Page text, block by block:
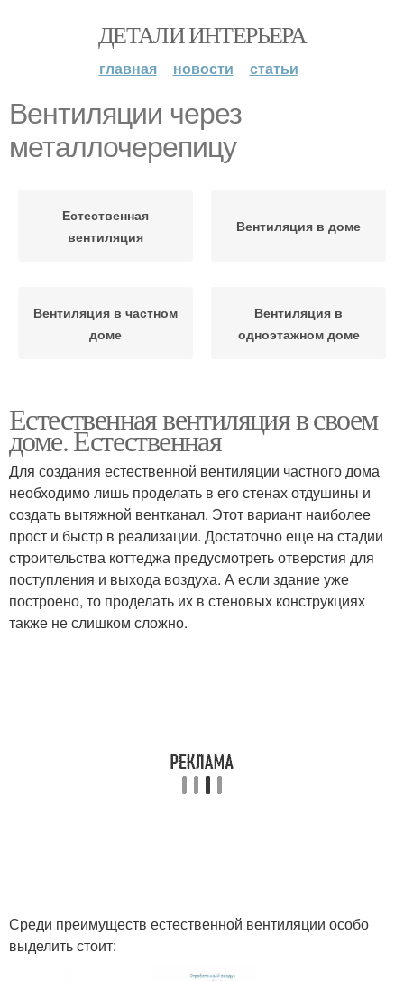
ДЕТАЛИ ИНТЕРЬЕРА
главная новости статьи
Вентиляции через
металлочерепицу
Естественная
вентиляция
Вентиляция в доме
Вентиляция в частном
доме
Вентиляция в
одноэтажном доме
Естественная вентиляция в своем
доме. Естественная
Для создания естественной вентиляции частного дома
необходимо лишь проделать в его стенах отдушины и
создать вытяжной вентканал. Этот вариант наиболее
прост и быстр в реализации. Достаточно еще на стадии
строительства коттеджа предусмотреть отверстия для
поступления и выхода воздуха. А если здание уже
построено, то проделать их в стеновых конструкциях
также не слишком сложно.
Среди преимуществ естественной вентиляции особо
выделить стоит: